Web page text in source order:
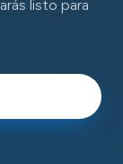
listo para